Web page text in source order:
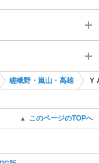
嵯峨野・嵐山・高雄 Ｙ
▲ このページのTOPへ